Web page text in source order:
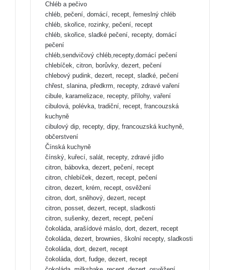
Chléb a pečivo
chléb, pečení, domácí, recept, řemeslný chléb
chléb, skořice, rozinky, pečení, recept
chléb, skořice, sladké pečení, recepty, domácí
pečení
chléb,sendvičový chléb,recepty,domácí pečení
chlebíček, citron, borůvky, dezert, pečení
chlebový pudink, dezert, recept, sladké, pečení
chřest, slanina, předkrm, recepty, zdravé vaření
cibule, karamelizace, recepty, přílohy, vaření
cibulová, polévka, tradiční, recept, francouzská
kuchyně
cibulový dip, recepty, dipy, francouzská kuchyně,
občerstvení
Čínská kuchyně
čínský, kuřecí, salát, recepty, zdravé jídlo
citron, bábovka, dezert, pečení, recept
citron, chlebíček, dezert, recept, pečení
citron, dezert, krém, recept, osvěžení
citron, dort, sněhový, dezert, recept
citron, posset, dezert, recept, sladkosti
citron, sušenky, dezert, recept, pečení
čokoláda, arašídové máslo, dort, dezert, recept
čokoláda, dezert, brownies, školní recepty, sladkosti
čokoláda, dort, dezert, recept
čokoláda, dort, fudge, dezert, recept